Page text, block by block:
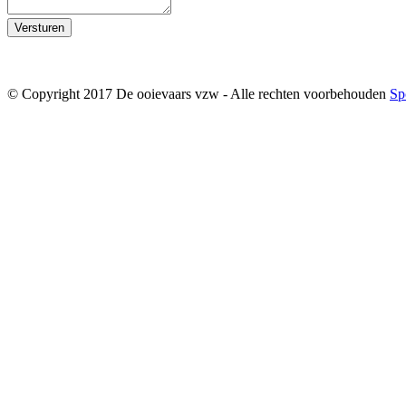
Versturen
© Copyright 2017 De ooievaars vzw - Alle rechten voorbehouden